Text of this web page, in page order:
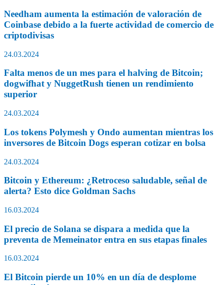
Needham aumenta la estimación de valoración de
Coinbase debido a la fuerte actividad de comercio de
criptodivisas
24.03.2024
Falta menos de un mes para el halving de Bitcoin;
dogwifhat y NuggetRush tienen un rendimiento
superior
24.03.2024
Los tokens Polymesh y Ondo aumentan mientras los
inversores de Bitcoin Dogs esperan cotizar en bolsa
24.03.2024
Bitcoin y Ethereum: ¿Retroceso saludable, señal de
alerta? Esto dice Goldman Sachs
16.03.2024
El precio de Solana se dispara a medida que la
preventa de Memeinator entra en sus etapas finales
16.03.2024
El Bitcoin pierde un 10% en un día de desplome